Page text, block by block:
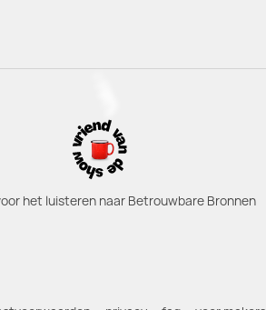
het luisteren naar Betrouwbare Bronnen